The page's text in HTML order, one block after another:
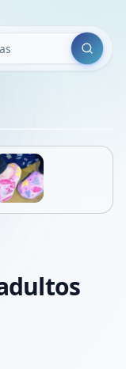
Buscar